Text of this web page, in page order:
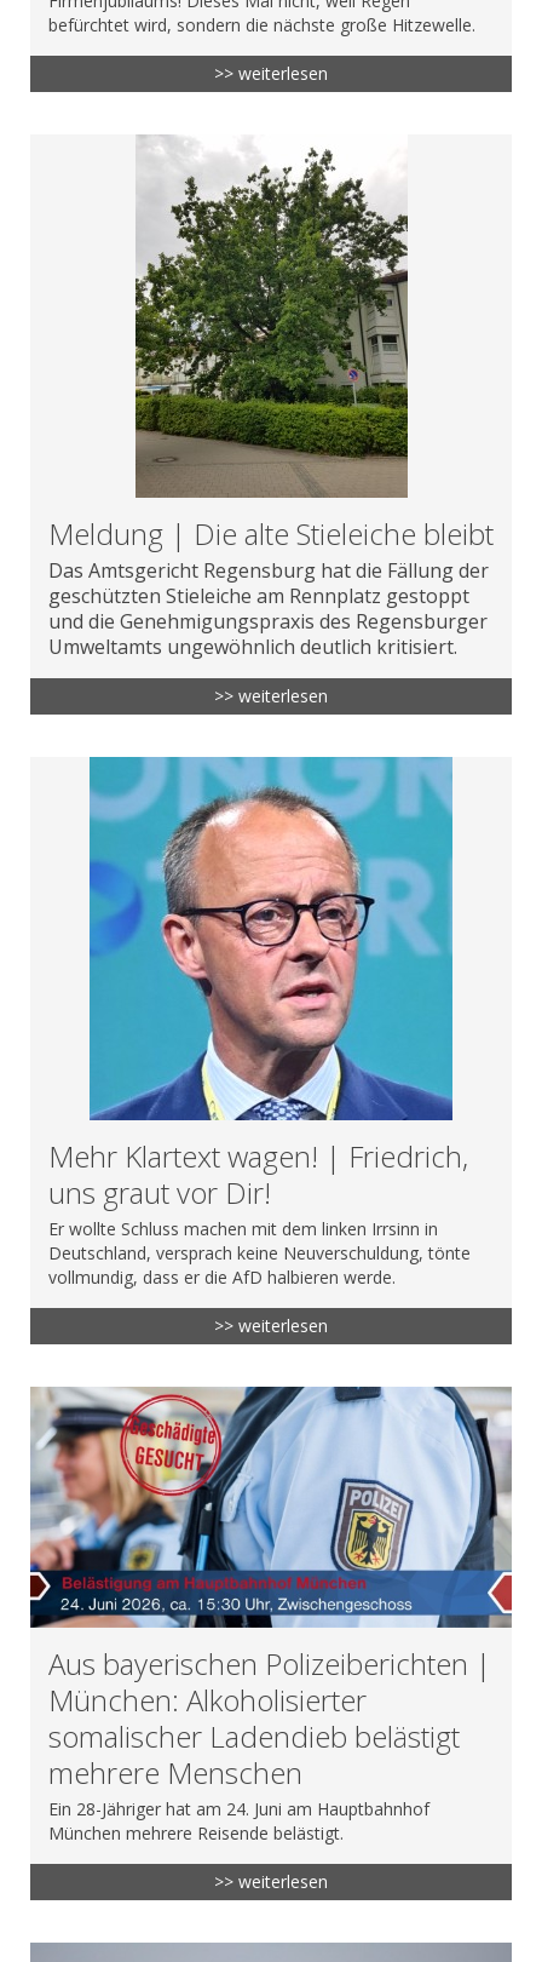
befürchtet wird, sondern die nächste große Hitzewelle.
>> weiterlesen
Meldung | Die alte Stieleiche bleibt
Das Amtsgericht Regensburg hat die Fällung der
geschützten Stieleiche am Rennplatz gestoppt
und die Genehmigungspraxis des Regensburger
Umweltamts ungewöhnlich deutlich kritisiert.
>> weiterlesen
Mehr Klartext wagen! | Friedrich,
uns graut vor Dir!
Er wollte Schluss machen mit dem linken Irrsinn in
Deutschland, versprach keine Neuverschuldung, tönte
vollmundig, dass er die AfD halbieren werde.
>> weiterlesen
Aus bayerischen Polizeiberichten |
München: Alkoholisierter
somalischer Ladendieb belästigt
mehrere Menschen
Ein 28-Jähriger hat am 24. Juni am Hauptbahnhof
München mehrere Reisende belästigt.
>> weiterlesen